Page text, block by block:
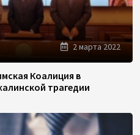
2 марта 2022
Коалиция в
трагедии